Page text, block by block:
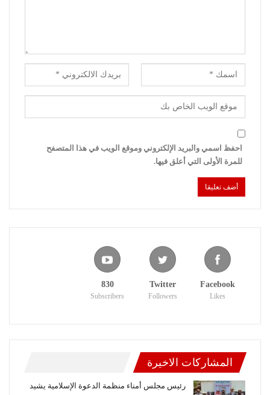
احفظ اسمي والبريد الإلكتروني وموقع الويب في هذا المتصفح
للمرة الأولى التي أعلق فيها.
Facebook
Likes
Twitter
Followers
830
Subscribers
المشاركات الاخيرة
رئيس مجلس أمناء منظمة الدعوة الإسلامية يشيد